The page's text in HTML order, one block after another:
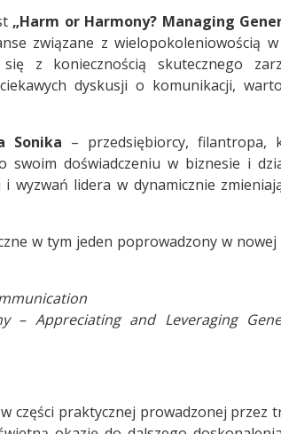
„Harm or Harmony? Managing
związane z wielopokoleniowością w
z koniecznością skutecznego
dyskusji o komunikacji,
Sonika – przedsiębiorcy, filantropa,
doświadczeniu w biznesie i
wyzwań lidera w dynamicznie
w tym jeden poprowadzony w
– Appreciating and Leveraging
części praktycznej prowadzonej przez